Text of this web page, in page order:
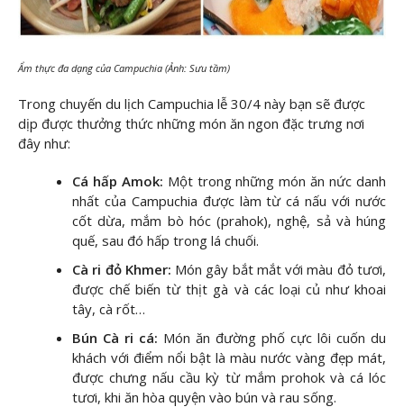
Ẩm thực đa dạng của Campuchia (Ảnh: Sưu tầm)
Trong chuyến du lịch Campuchia lễ 30/4 này bạn sẽ được
dịp được thưởng thức những món ăn ngon đặc trưng nơi
đây như:
Cá hấp Amok: Một trong những món ăn nức danh
nhất của Campuchia được làm từ cá nấu với nước
cốt dừa, mắm bò hóc (prahok), nghệ, sả và húng
quế, sau đó hấp trong lá chuối.
Cà ri đỏ Khmer: Món gây bắt mắt với màu đỏ tươi,
được chế biến từ thịt gà và các loại củ như khoai
tây, cà rốt…
Bún Cà ri cá: Món ăn đường phố cực lôi cuốn du
khách với điểm nổi bật là màu nước vàng đẹp mát,
được chưng nấu cầu kỳ từ mắm prohok và cá lóc
tươi, khi ăn hòa quyện vào bún và rau sống.